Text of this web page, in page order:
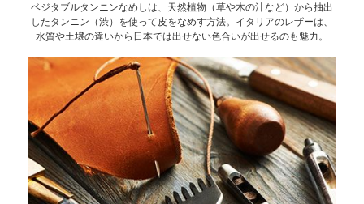
ベジタブルタンニンなめしは、天然植物（草や木の汁など）から抽出
したタンニン（渋）を使って皮をなめす方法。イタリアのレザーは、
水質や土壌の違いから日本では出せない色合いが出せるのも魅力。